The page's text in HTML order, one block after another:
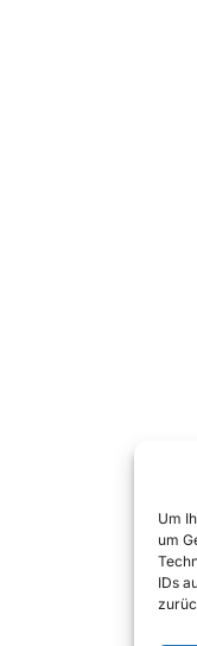
Um
um
IDs